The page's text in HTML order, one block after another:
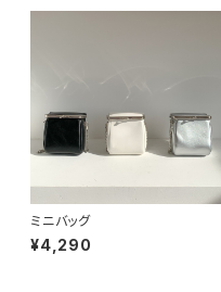
ミニバッグ
¥4,290